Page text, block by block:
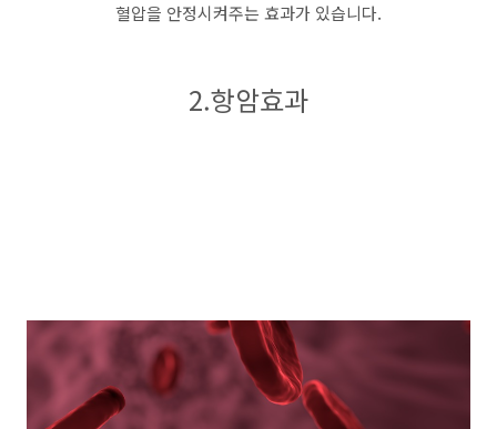
혈압을 안정시켜주는 효과가 있습니다.
2.항암효과